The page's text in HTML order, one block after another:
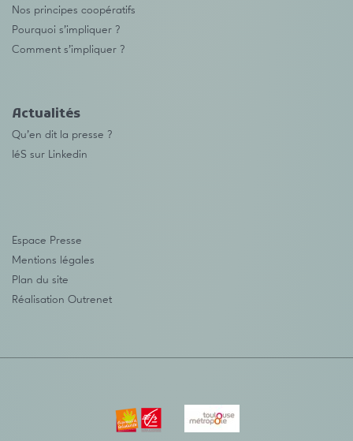
Nos principes coopératifs
Pourquoi s’impliquer ?
Comment s’impliquer ?
Actualités
Qu’en dit la presse ?
IéS sur Linkedin
Espace Presse
Mentions légales
Plan du site
Réalisation Outrenet